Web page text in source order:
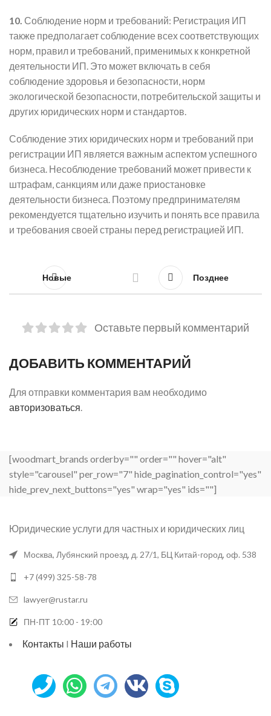
10. Соблюдение норм и требований: Регистрация ИП
также предполагает соблюдение всех соответствующих
норм, правил и требований, применимых к конкретной
деятельности ИП. Это может включать в себя
соблюдение здоровья и безопасности, норм
экологической безопасности, потребительской защиты и
других юридических норм и стандартов.
Соблюдение этих юридических норм и требований при
регистрации ИП является важным аспектом успешного
бизнеса. Несоблюдение требований может привести к
штрафам, санкциям или даже приостановке
деятельности бизнеса. Поэтому предпринимателям
рекомендуется тщательно изучить и понять все правила
и требования своей страны перед регистрацией ИП.
Новые Позднее
Оставьте первый комментарий
ДОБАВИТЬ КОММЕНТАРИЙ
Для отправки комментария вам необходимо
авторизоваться.
[woodmart_brands orderby="" order="" hover="alt"
style="carousel" per_row="7" hide_pagination_control="yes"
hide_prev_next_buttons="yes" wrap="yes" ids=""]
Юридические услуги для частных и юридических лиц
Москва, Лубянский проезд, д. 27/1, БЦ Китай-город, оф. 538
+7 (499) 325-58-78
lawyer@rustar.ru
ПН-ПТ 10:00 - 19:00
Контакты I Наши работы